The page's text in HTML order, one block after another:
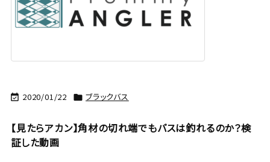
 2020/01/22  ブラックバス
【見たらアカン】角材の切れ端でもバスは釣れるのか？検
証した動画